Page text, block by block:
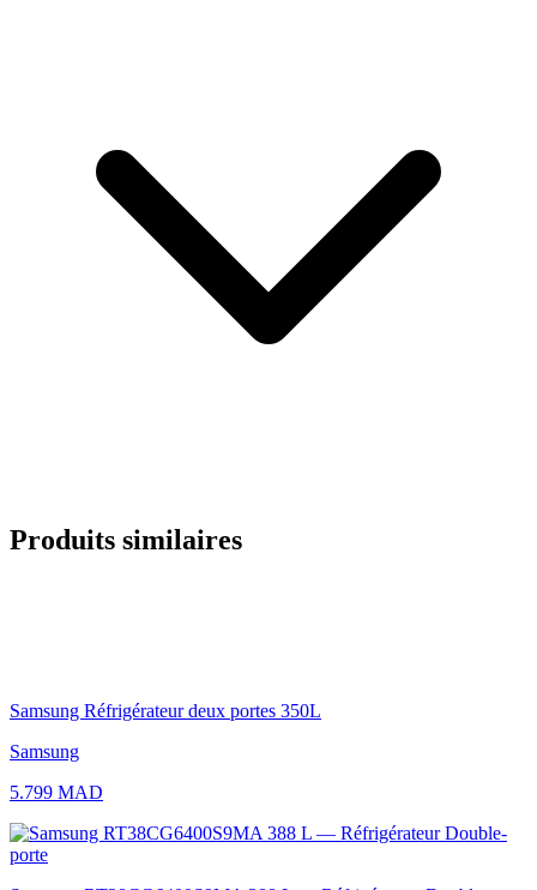
Produits similaires
Samsung Réfrigérateur deux portes 350L
Samsung
5.799 MAD